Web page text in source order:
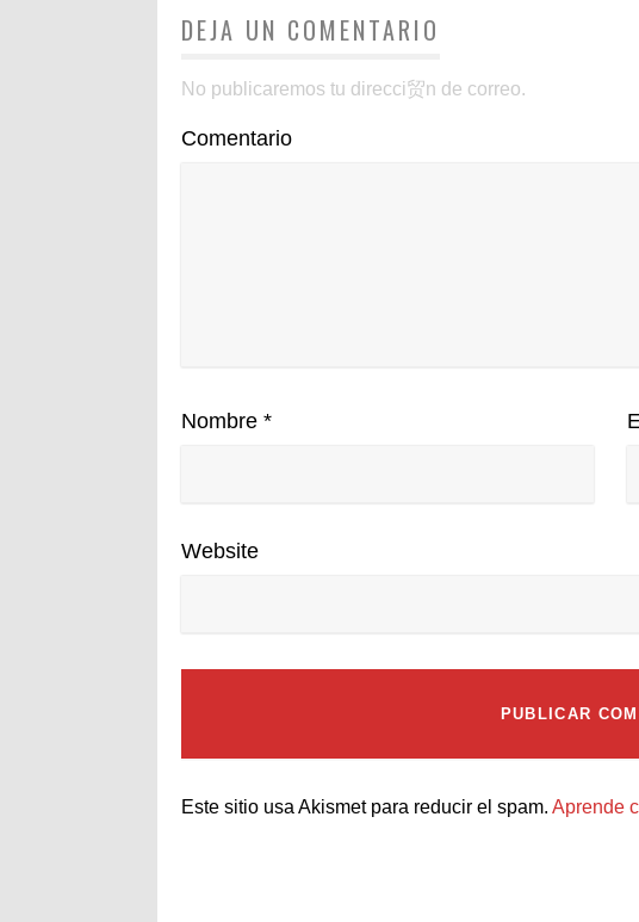
DEJA UN COMENTARIO
No publicaremos tu direcci贸n de correo.
Comentario
Nombre *
Website
Este sitio usa Akismet para reducir el spam. Aprende